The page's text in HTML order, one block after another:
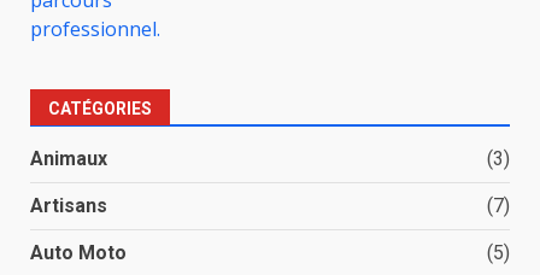
CATÉGORIES
Animaux (3)
Artisans (7)
Auto Moto (5)